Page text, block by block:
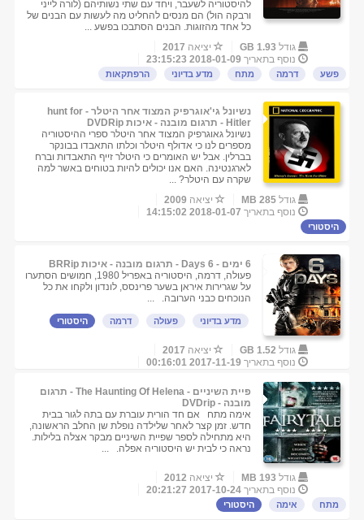
להיסטוריה לשעבר, ויחד עם שתי נשותיהם (לורה לייני
ורבקה הול) הם מנסים להחליט מה לעשות עם הבנים של
כל אחד מהזוגות. הבנים הסתבכו בפשע ...
גודל 1.93 GB יציאה 2017
נוסף בתאריך 2018-01-09 23:15:23
פשע דרמה מתח מדע בדיוני הרפתקאות
נשיונל גי'אוגרפיק המצוד אחר היטלר - hunt for
Hitler - תרגום מובנה - איכות DVDRip
נשיונל גאוגרפיק המצוד אחר היטלר ספרי ההיסטוריה
מספרים לנו כי אדולף היטלר וכלתו התאבדו בבונקר
בברלין. אבל יש האומרים כי היטלר זייף התאבדות וברח
לארגנטינה. האם אנו יכולים להיות בטוחים באשר למה
שקרה עם היטלר? ...
גודל 285 MB יציאה 2009
נוסף בתאריך 2018-01-07 14:15:02
היסטורי
6 ימים - 6 Days - תרגום מובנה - איכות BRRip
פעולה, דרמה, היסטוריה באפריל 1980, חמושים הסתערו
על שגרירות איראן בשער פרינסס, לונדון ולקחו את כל
הנוכחים כבני הערובה. ...
גודל 1.52 GB יציאה 2017
נוסף בתאריך 2017-11-19 00:16:01
מדע בדיוני פעולה דרמה היסטורי
פיית השיניים - The Haunting Of Helena - תרגום
מובנה - DVDrip
אימה מתח אם חד הורית עוברת עם בתה לגור בבית
חדש. זמן קצר לאחר שלילדה נופלת שן החלב הראשונה,
היא מתחילה לספר שפיית השיניים מבקר אצלה בלילות.
נראה כי לבית יש היסטוריה אפלה. ...
גודל 193 MB יציאה 2012
נוסף בתאריך 2017-10-24 20:21:27
מתח אימה היסטורי